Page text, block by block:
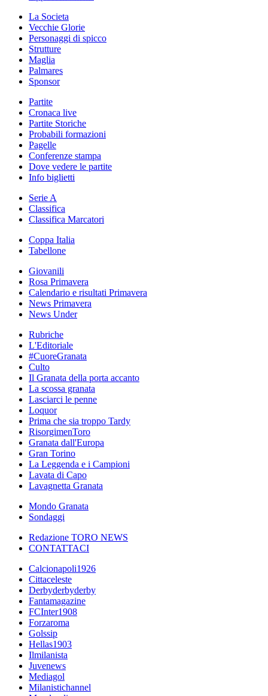
La Societa
Vecchie Glorie
Personaggi di spicco
Strutture
Maglia
Palmares
Sponsor
Partite
Cronaca live
Partite Storiche
Probabili formazioni
Pagelle
Conferenze stampa
Dove vedere le partite
Info biglietti
Serie A
Classifica
Classifica Marcatori
Coppa Italia
Tabellone
Giovanili
Rosa Primavera
Calendario e risultati Primavera
News Primavera
News Under
Rubriche
L'Editoriale
#CuoreGranata
Culto
Il Granata della porta accanto
La scossa granata
Lasciarci le penne
Loquor
Prima che sia troppo Tardy
RisorgimenToro
Granata dall'Europa
Gran Torino
La Leggenda e i Campioni
Lavata di Capo
Lavagnetta Granata
Mondo Granata
Sondaggi
Redazione TORO NEWS
CONTATTACI
Calcionapoli1926
Cittaceleste
Derbyderbyderby
Fantamagazine
FCInter1908
Forzaroma
Golssip
Hellas1903
Ilmilanista
Juvenews
Mediagol
Milanistichannel